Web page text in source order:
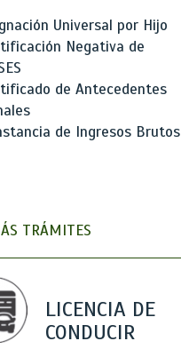
Universal por Hijo
Negativa de
de Antecedentes
de Ingresos Brutos
TRÁMITES
LICENCIA DE
CONDUCIR